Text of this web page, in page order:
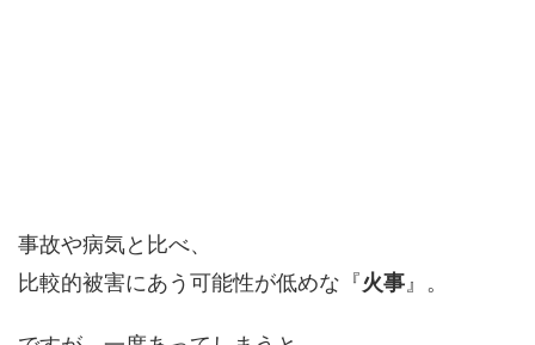
事故や病気と比べ、
比較的被害にあう可能性が低めな『火事 』。